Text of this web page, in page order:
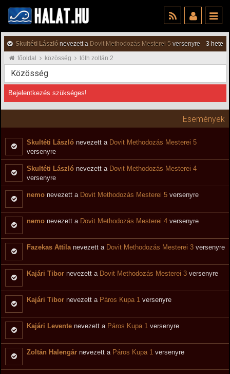
Skultéti László nevezett a Dovit Methodozás Mesterei 5 versenyre
3 hete
főoldal
közösség tóth zoltán 2
Közösség
Bejelentkezés szükséges!
Események
Skultéti László nevezett a Dovit Methodozás Mesterei 5
versenyre
Skultéti László nevezett a Dovit Methodozás Mesterei 4
versenyre
nemo nevezett a Dovit Methodozás Mesterei 5 versenyre
nemo nevezett a Dovit Methodozás Mesterei 4 versenyre
Fazekas Attilanevezett a Dovit Methodozás Mesterei 3 versenyre
Kajári Tibor nevezett a Dovit Methodozás Mesterei 3 versenyre
Kajári Tibor nevezett a Páros Kupa 1 versenyre
Kajári Levente nevezett a Páros Kupa 1 versenyre
Zoltán Halengár nevezett a Páros Kupa 1 versenyre